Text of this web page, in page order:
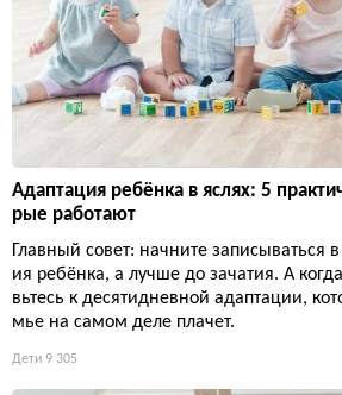
Адаптация ребёнка в яслях: 5
рые работают
Главный совет: начните записываться
ия ребёнка, а лучше до зачатия. А
вьтесь к десятидневной адаптации,
мье на самом деле плачет.
Дети 9 305